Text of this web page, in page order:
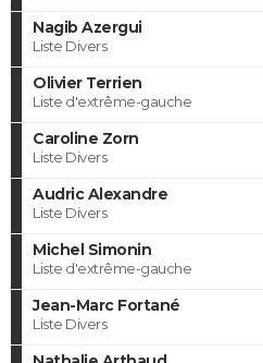
Nagib Azergui
Liste Divers
Olivier Terrien
Liste d'extrême-gauche
Caroline Zorn
Liste Divers
Audric Alexandre
Liste Divers
Michel Simonin
Liste d'extrême-gauche
Jean-Marc Fortané
Liste Divers